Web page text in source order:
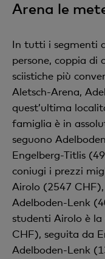
Arena le
In tutti i segmenti
persone, coppia di
sciistiche più
Aletsch-Arena,
quest’ultima
famiglia è in
seguono
Engelberg-Titlis
coniugi i prezzi
Airolo (2547
Adelboden-Lenk
studenti Airolo è
CHF), seguita da
Adelboden-Lenk